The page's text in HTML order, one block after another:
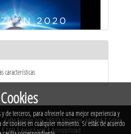
(Ponencia IV y ronda de preguntas)
características
Calle Tulipán s/n. 28933 Móstoles. Madrid| Sobre
|FAQ |Aviso Legal |Accesibilidad
Cookies
de terceros, para ofrecerle una mejor experiencia y
cookies en cualquier momento. Si estás de acuerdo